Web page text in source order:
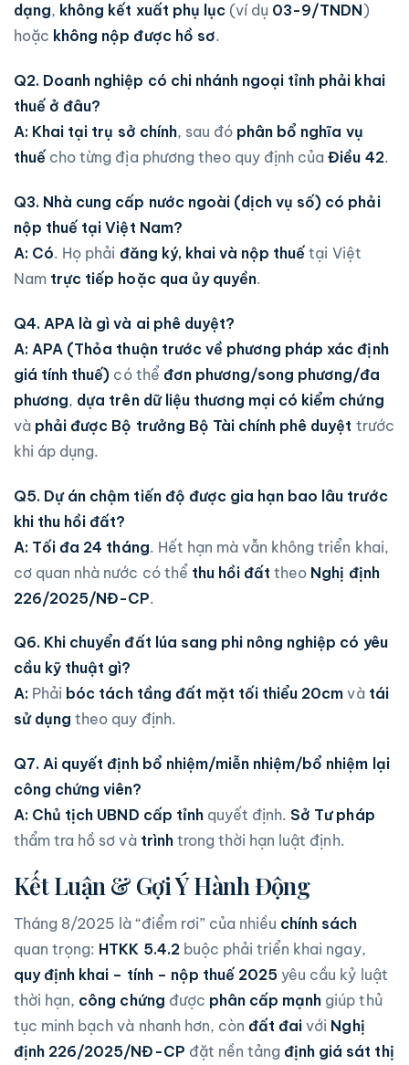
dạng, không kết xuất phụ lục (ví dụ 03-9/TNDN)
hoặc không nộp được hồ sơ.
Q2. Doanh nghiệp có chi nhánh ngoại tỉnh phải khai
thuế ở đâu?
A: Khai tại trụ sở chính, sau đó phân bổ nghĩa vụ
thuế cho từng địa phương theo quy định củaĐiều 42.
Q3. Nhà cung cấp nước ngoài (dịch vụ số) có phải
nộp thuế tại Việt Nam?
A: Có. Họ phải đăng ký, khai và nộp thuế tại Việt
Nam trực tiếp hoặc qua ủy quyền.
Q4. APA là gì và ai phê duyệt?
A: APA (Thỏa thuận trước về phương pháp xác định
giá tính thuế) có thể đơn phương/song phương/đa
phương, dựa trên dữ liệu thương mại có kiểm chứng
và phải được Bộ trưởng Bộ Tài chính phê duyệt trước
khi áp dụng.
Q5. Dự án chậm tiến độ được gia hạn bao lâu trước
khi thu hồi đất?
A: Tối đa 24 tháng. Hết hạn mà vẫn không triển khai,
cơ quan nhà nước có thể thu hồi đất theo Nghị định
226/2025/NĐ-CP.
Q6. Khi chuyển đất lúa sang phi nông nghiệp có yêu
cầu kỹ thuật gì?
A: Phải bóc tách tầng đất mặt tối thiểu 20cm và tái
sử dụng theo quy định.
Q7. Ai quyết định bổ nhiệm/miễn nhiệm/bổ nhiệm lại
công chứng viên?
A: Chủ tịch UBND cấp tỉnhquyết định.Sở Tư pháp
thẩm tra hồ sơ và trìnhtrong thời hạn luật định.
Kết Luận & Gợi Ý Hành Động
Tháng 8/2025 là “điểm rơi” của nhiều chính sách
quan trọng: HTKK 5.4.2buộc phải triển khai ngay,
quy định khai – tính – nộp thuế 2025 yêu cầu kỷ luật
thời hạn, công chứng được phân cấp mạnh giúp thủ
tục minh bạch và nhanh hơn, còn đất đai với Nghị
định 226/2025/NĐ-CP đặt nền tảng định giá sát thị